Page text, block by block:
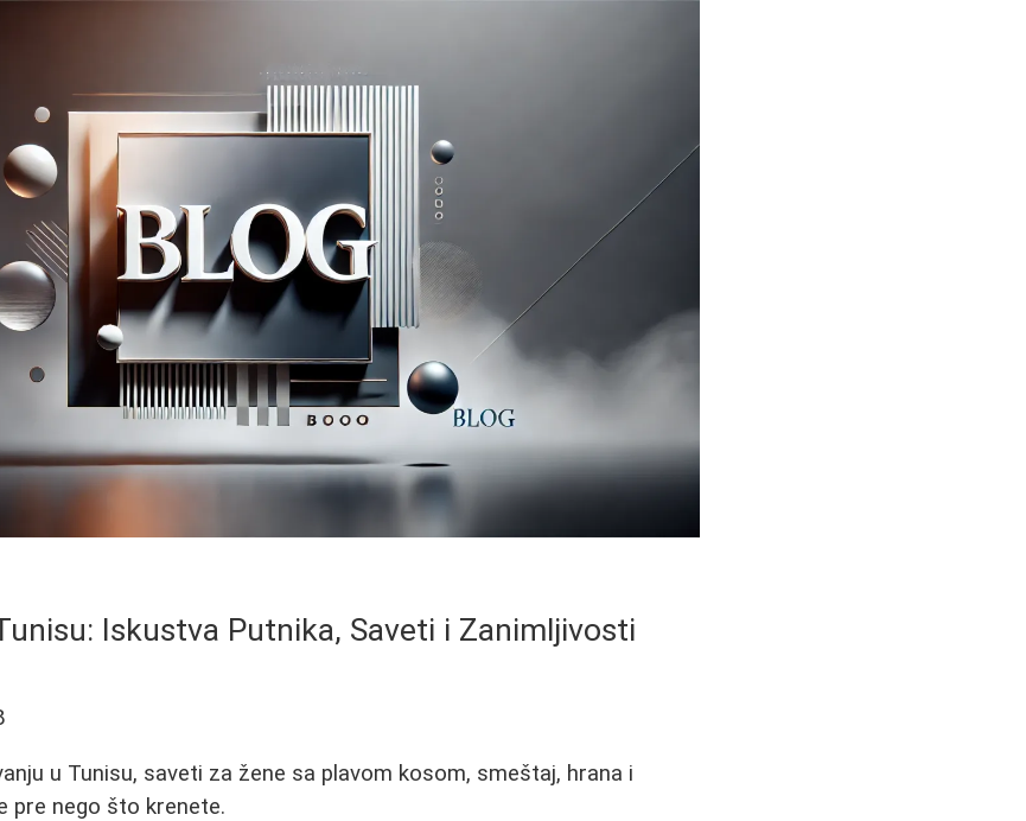
Iskustva Putnika, Saveti i Zanimljivosti
u Tunisu, saveti za žene sa plavom kosom, smeštaj, hrana i
pre nego što krenete.